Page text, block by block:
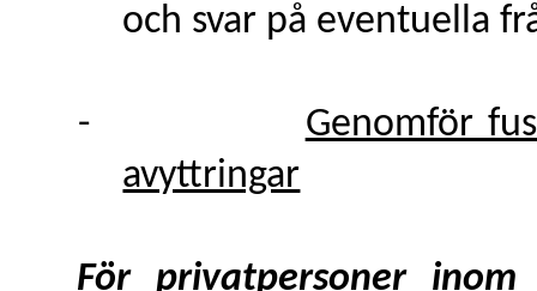
och svar på eventuella
-
Genomför
avyttringar
För privatpersoner